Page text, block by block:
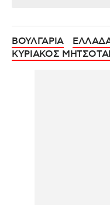
ΒΟΥΛΓΑΡΙΑ
ΚΥΡΙΑΚΟΣ